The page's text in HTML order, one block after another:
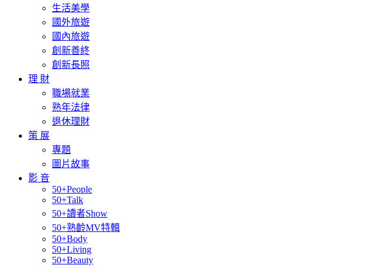
生活美學
國外旅遊
國內旅遊
創新善終
創新長照
理 財
職場就業
熟年法律
退休理財
策 展
專題
圖片故事
影 音
50+People
50+Talk
50+讀者Show
50+熟齡MV特輯
50+Body
50+Living
50+Beauty